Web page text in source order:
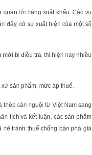
tới hàng xuất khẩu. Các vụ
đây, có sự xuất hiện của một số
mới bị điều tra, thì hiện nay nhiều
sản phẩm, mức áp thuế.
thép cán nguội từ Việt Nam sang
tích và kết luận, các sản phẩm
né tránh thuế chống bán phá giá